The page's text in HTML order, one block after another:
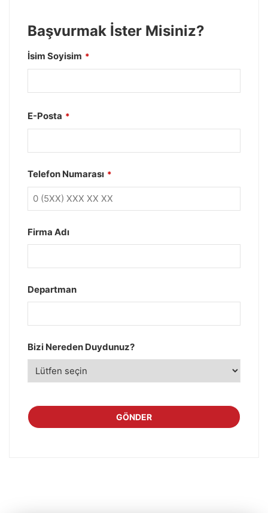
Başvurmak İster Misiniz?
İsim Soyisim *
E-Posta *
Telefon Numarası *
Firma Adı
Departman
Bizi Nereden Duydunuz?
GÖNDER